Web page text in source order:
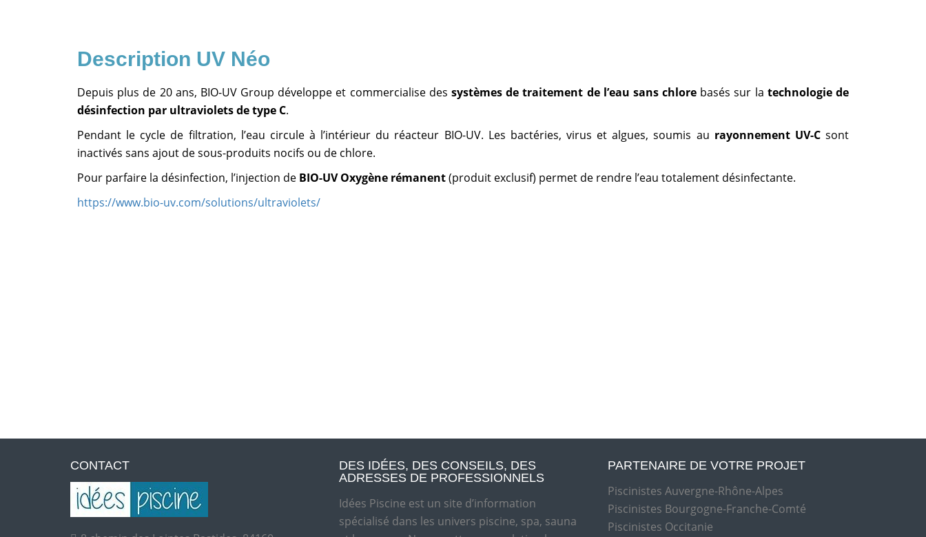
UV Néo
Depuis plus de 20 ans, BIO-UV Group développe et commercialise des systèmes de traitement de l’eau sans chlore basés sur la technologie de
désinfection par ultraviolets de type C.
Pendant le cycle de filtration, l’eau circule à l’intérieur du réacteur BIO-UV. Les bactéries, virus et algues, soumis au rayonnement UV-Csont
inactivés sans ajout de sous-produits nocifs ou de chlore.
Pour parfaire la désinfection, l’injection de BIO-UV Oxygène rémanent(produit exclusif) permet de rendre l’eau totalement désinfectante.
https://www.bio-uv.com/solutions/ultraviolets/
CONTACT
DES IDÉES, DES CONSEILS, DES
ADRESSES DE PROFESSIONNELS
Idées Piscine est un site d’information
spécialisé dans les univers piscine, spa, sauna
PARTENAIRE DE VOTRE PROJET
Piscinistes Auvergne-Rhône-Alpes
Piscinistes Bourgogne-Franche-Comté
Piscinistes Occitanie